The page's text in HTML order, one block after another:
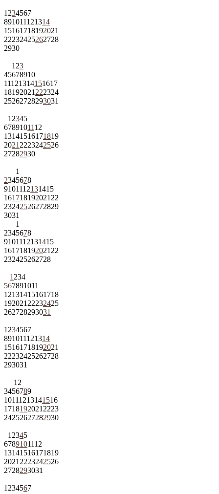
1 234567
891011121314
15161718192021
22232425262728
2930
1 23
45678910
11121314151617
18192021 222324
25262728293031
1 2345
6789101112
13141516171819
2021 2223242526
27282930
1
2345678
9101112131415
161718192021 22
23242526272829
3031
1
2345678
9101112131415
161718192021 22
232425262728
1 234
567891011
12131415161718
192021 22232425
262728293031
1 234567
891011121314
15161718192021
22232425262728
293031
1 2
3456789
10111213141516
1718192021 2223
24252627282930
1 2345
6789101112
13141516171819
2021 2223242526
2728293031
1 234567